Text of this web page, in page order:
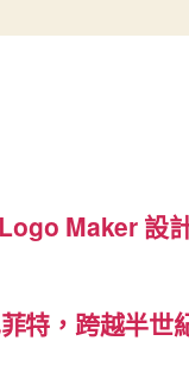
Maker 設
特，跨越半世